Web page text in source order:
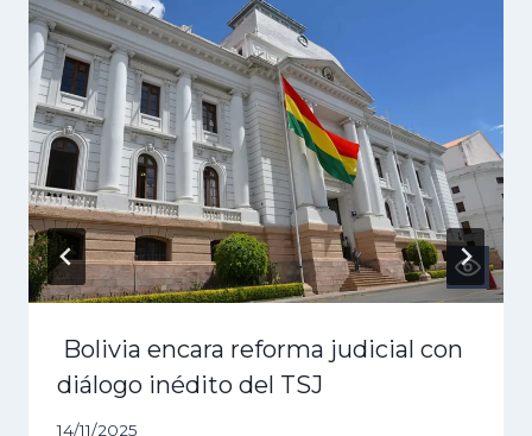
Bolivia encara reforma judicial con
diálogo inédito del TSJ
14/11/2025